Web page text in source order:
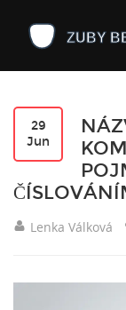
29
Jun
Lenka Válková